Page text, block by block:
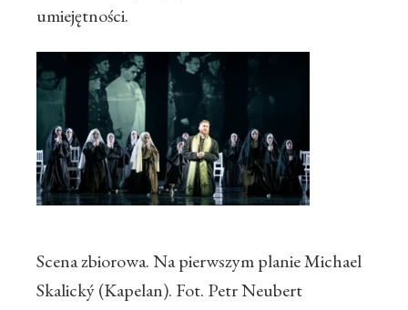
umiejętności.
Scena zbiorowa. Na pierwszym planie Michael
Skalický (Kapelan). Fot. Petr Neubert